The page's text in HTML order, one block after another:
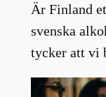
Är Finland
svenska
tycker att vi